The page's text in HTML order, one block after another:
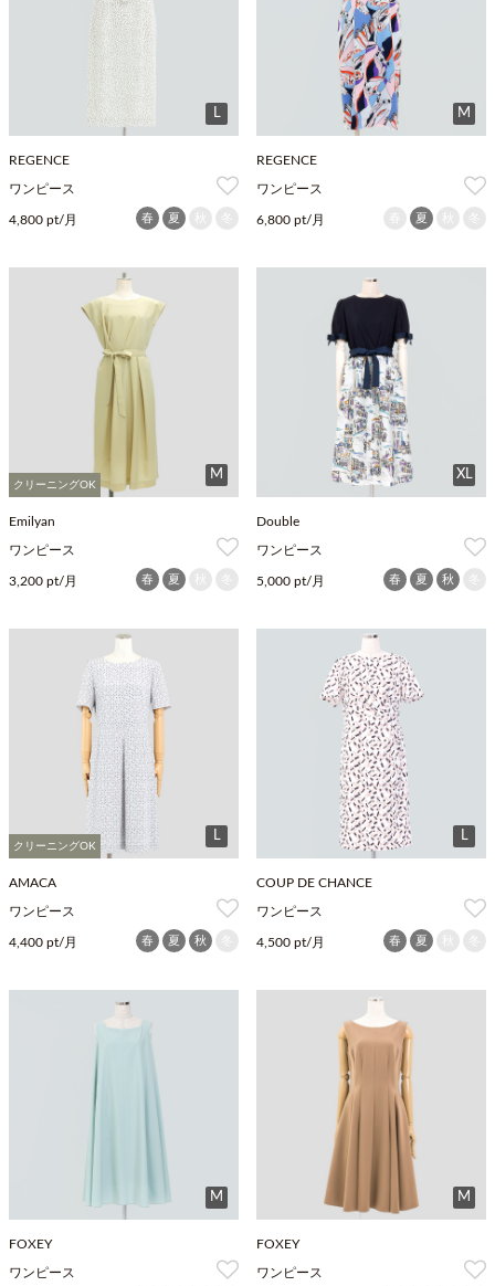
L
REGENCE
ワンピース
4,800 pt/月 春 夏
M
REGENCE
ワンピース
6,800 pt/月 夏
クリーニングOK
M
Emilyan
ワンピース
3,200 pt/月 春 夏
XL
Double
ワンピース
5,000 pt/月 春 夏 秋
クリーニングOK
L
AMACA
ワンピース
4,400 pt/月 春 夏 秋
L
COUP DE CHANCE
ワンピース
4,500 pt/月 春 夏
M
FOXEY
ワンピース
M
FOXEY
ワンピース